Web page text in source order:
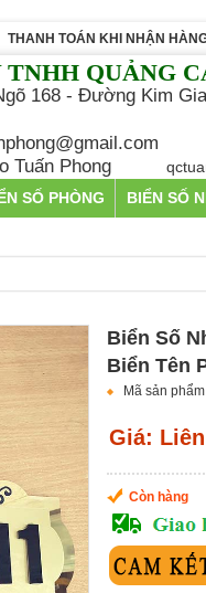
THANH TOÁN KHI NHẬN
TNHH QUẢNG
168 - Đường Kim
Tuấn Phong
SỐ PHÒNG BIỂN SỐ
Biển Số
Biển Tên
Mã sản
Giá:
Còn hàng